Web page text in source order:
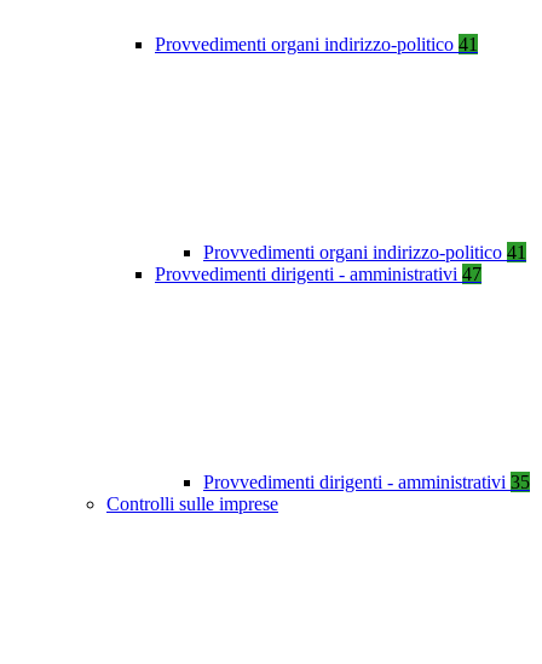
Provvedimenti organi indirizzo-politico 41
Provvedimenti organi indirizzo-politico 41
Provvedimenti dirigenti - amministrativi 47
Provvedimenti dirigenti - amministrativi 35
Controlli sulle imprese